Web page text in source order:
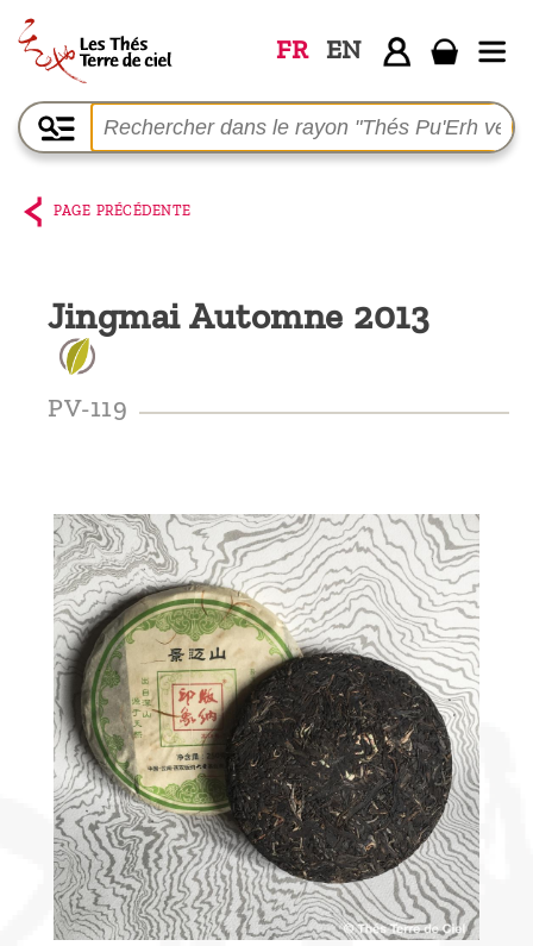
FR EN
Accueil
La
boutique
Parmi les
producteurs,
nous ?
Découvrir
le thé
Pu'Erh
Comment
infuser
votre thé
Contactez-
nous !
PAGE PRÉCÉDENTE
Jingmai Automne 2013
PV-119